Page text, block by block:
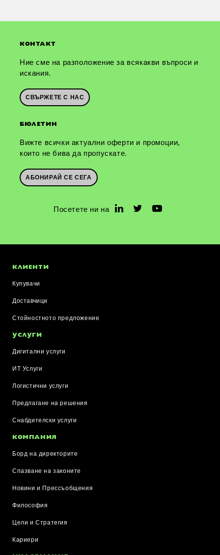
КОНТАКТ
Ние сме на разположение за всякакви въпроси и
искания.
СВЪРЖЕТЕ С НАС
БЮЛЕТИН
Вижте всички актуални оферти и промоции,
които не бива да пропускате.
АБОНИРАЙ СЕ СЕГА
Посетете ни на
КЛИЕНТИ
Купувачи
Доставчици
Стойностното предложение
УСЛУГИ
Дигитални услуги
ИТ Услуги
Логистични услуги
Предлагане на решения
Снабдителски услуги
КОМПАНИЯ
Борд на директорите
Спазване на законите
Новини и Прессъобщения
Философия
Цели и Стратегия
Кариери